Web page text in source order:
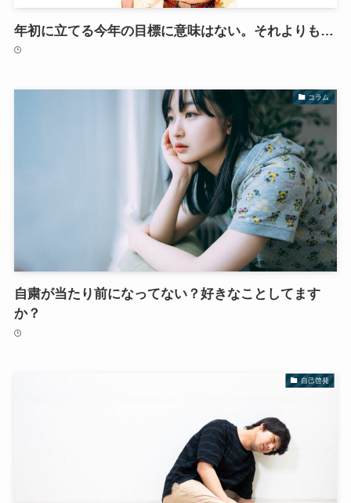
年初に立てる今年の目標に意味はない。それよりも…
コラム
自粛が当たり前になってない？好きなことしてます
か？
自己啓発